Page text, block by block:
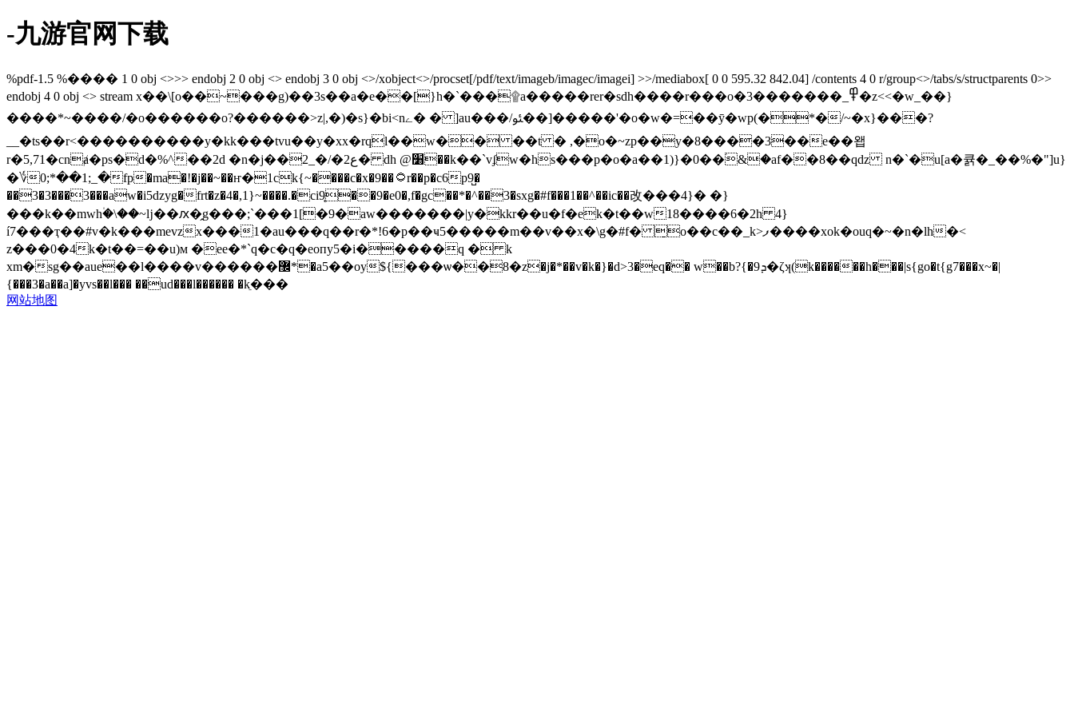
-九游官网下载
%pdf-1.5 %���� 1 0 obj <>>> endobj 2 0 obj <> endobj 3 0 obj <>/xobject<>/procset[/pdf/text/imageb/imagec/imagei] >>/mediabox[ 0 0 595.32 842.04] /contents 4 0 r/group<>/tabs/s/structparents 0>>
endobj 4 0 obj <> stream x��\[o��~���g)��3s��a�e��[}h�`���۩a�����rer�sdh����r���o�3�������_߾�z<<�w_��}
����*~����/�o������o?������>z|,�)�s}�bi<nے� � ]au���/ﯯ��]�����'�o�w�=��ӯ�wp(�*�/~�x}���?
__�ts��r<����������y�kk���tvu��y�xx�rql��w�� ��t � ,�o�~zp��y�8����3��e��왭
r�5,71�cnⱥ�ps�d�%^��2d �n�j��2_�/�ع2� dh @׸��k��`vʄw�hs���p�o�a��1)}�0��۠&�af��8��qǳ n�`�u[a�큙�_��%�"]u}
�؇0;*��1;_�fp�ma�!�j��~��ҥ�1ck{~����c�x�9��۝r��p�c6p9̺�
��3�3���3���aw�i5ǳyg�frt�z�4�,1}~����.�ci9̨��9�e0�,f�gc��*�^��3�sxg�#f���1��^��ic��改���4}� �}
���k��mwh۠�\��~ǉ��ԕ�̭g���;`���1[�9�aw�������|y�kkr��u�f�ek�t��w18����6�2h 4}
í7���ҭ��#v�k���mevzx���1�au���q��r�*!6�p��ҹ5�����m��v��x�\g�#f� ̠o��c�� _k>ފ����xok�ouq�~�n�lh�<
z���0�4k�t��=��u)м �ee�*`q�c�q�eoпy5�i�����q � k
xm�sg��aue��l����v������޼*�a5��oy${���ѡ��8�z�j�*��v�k�}�d>3�eq�� w��b?{�9ܕ�ζʞ(k������h���|s{go�t{g7���x~�|
{���3�a��a]�yvs��l��� ��ud���l������ �kֵ���
网站地图